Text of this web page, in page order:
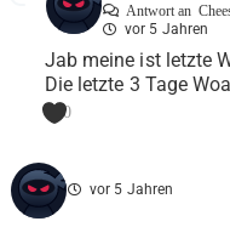
Antwort an
vor 5 Jahren
Jab meine ist letzte
Die letzte 3 Tage
0
vor 5 Jahren